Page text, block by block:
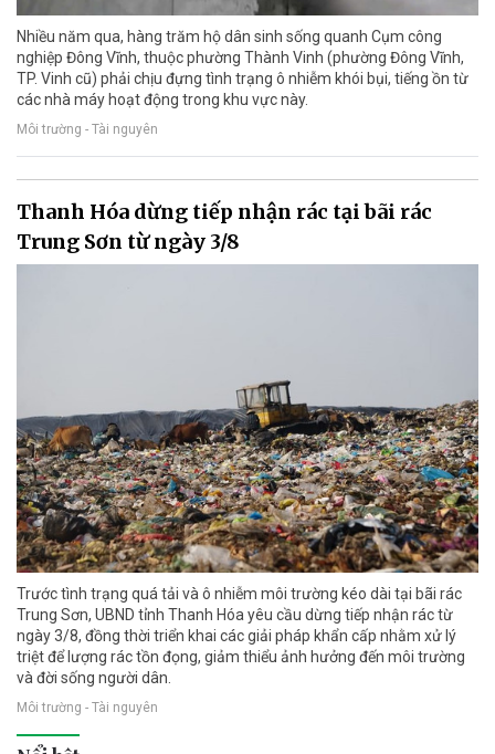
Nhiều năm qua, hàng trăm hộ dân sinh sống quanh Cụm công
nghiệp Đông Vĩnh, thuộc phường Thành Vinh (phường Đông Vĩnh,
TP. Vinh cũ) phải chịu đựng tình trạng ô nhiễm khói bụi, tiếng ồn từ
các nhà máy hoạt động trong khu vực này.
Môi trường - Tài nguyên
Thanh Hóa dừng tiếp nhận rác tại bãi rác
Trung Sơn từ ngày 3/8
Trước tình trạng quá tải và ô nhiễm môi trường kéo dài tại bãi rác
Trung Sơn, UBND tỉnh Thanh Hóa yêu cầu dừng tiếp nhận rác từ
ngày 3/8, đồng thời triển khai các giải pháp khẩn cấp nhằm xử lý
triệt để lượng rác tồn đọng, giảm thiểu ảnh hưởng đến môi trường
và đời sống người dân.
Môi trường - Tài nguyên